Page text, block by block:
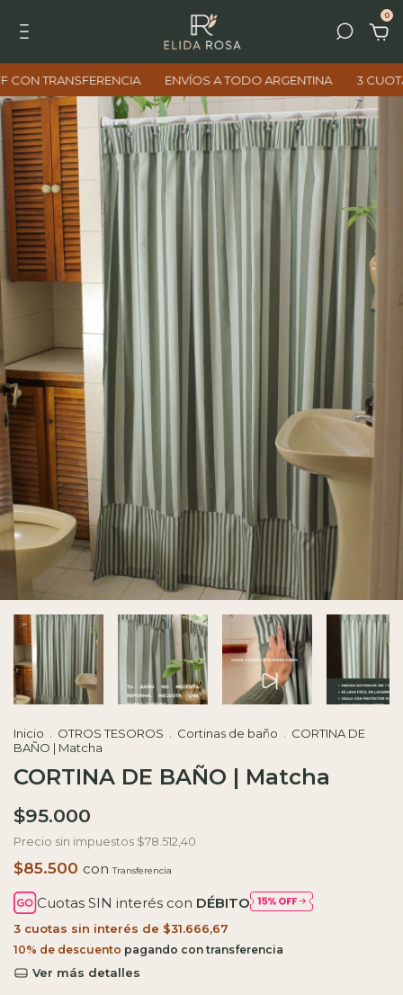
0
ENVÍOS A TODO ARGENTINA 3 CUOTAS SIN
Inicio OTROS TESOROS Cortinas de baño
CORTINA DE
BAÑO | Matcha
CORTINA DE BAÑO | Matcha
$95.000
Precio sin impuestos $78.512,40
$85.500 con
Cuotas SIN interés con DÉBITO
3 cuotas sin interés de $31.666,67
10% de descuento
Ver más detalles